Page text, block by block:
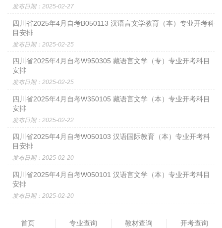
发布日期：2025-02-27
四川省2025年4月自考B050113 汉语言文学教育（本）专业开考科
目安排
发布日期：2025-02-25
四川省2025年4月自考W950305 藏语言文学（专）专业开考科目
安排
发布日期：2025-02-25
四川省2025年4月自考W350105 藏语言文学（本）专业开考科目
安排
发布日期：2025-02-22
四川省2025年4月自考W050103 汉语国际教育（本）专业开考科
目安排
发布日期：2025-02-20
四川省2025年4月自考W050101 汉语言文学（本）专业开考科目
安排
发布日期：2025-02-20
首页 专业查询 教材查询 开考查询